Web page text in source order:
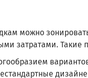
можно
затратами. Такие